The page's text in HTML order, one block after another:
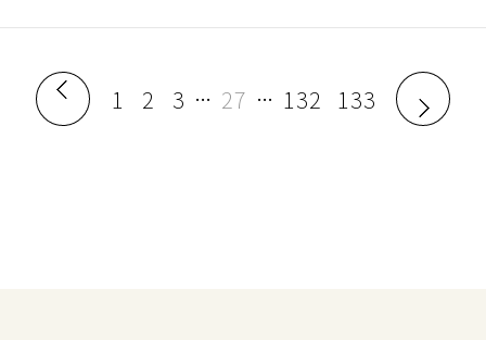
1 2 3 … 27 … 132 133